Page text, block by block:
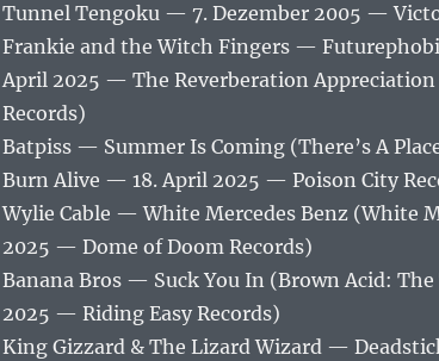
Tunnel Tengoku — 7. Dezember 2005 —
Frankie and the Witch Fingers —
April 2025 — The Reverberation Appreciation
Records)
Batpiss — Summer Is Coming (There’s A
Burn Alive — 18. April 2025 — Poison City
Wylie Cable — White Mercedes Benz (White
2025 — Dome of Doom Records)
Banana Bros — Suck You In (Brown Acid:
2025 — Riding Easy Records)
King Gizzard & The Lizard Wizard —